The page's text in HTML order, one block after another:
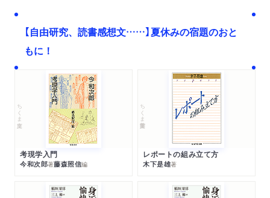
【自由研究、読書感想文……】夏休みの宿題のおと
もに！
ちくま文庫
考現学入門
今和次郎著藤森照信編
ちくま学芸文庫
レポートの組み立て方
木下是雄著